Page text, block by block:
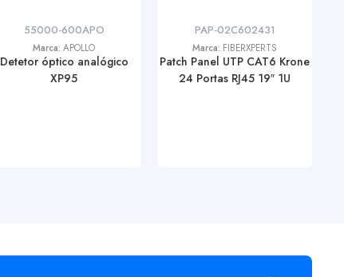
55000-600APO
Marca: APOLLO
Detetor óptico analógico
XP95
PAP-02C602431
Marca: FIBERXPERTS
Patch Panel UTP CAT6 Krone
24 Portas RJ45 19″ 1U